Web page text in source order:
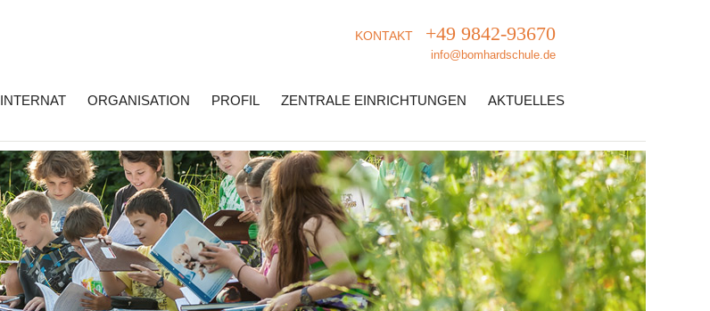
KONTAKT +49 9842-93670
info@bomhardschule.de
INTERNAT ORGANISATION PROFIL ZENTRALE EINRICHTUNGEN AKTUELLES